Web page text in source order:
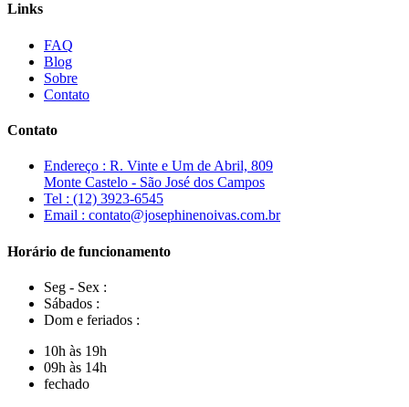
Links
FAQ
Blog
Sobre
Contato
Contato
Endereço : R. Vinte e Um de Abril, 809
Monte Castelo - São José dos Campos
Tel : (12) 3923-6545
Email : contato@josephinenoivas.com.br
Horário de funcionamento
Seg - Sex :
Sábados :
Dom e feriados :
10h às 19h
09h às 14h
fechado